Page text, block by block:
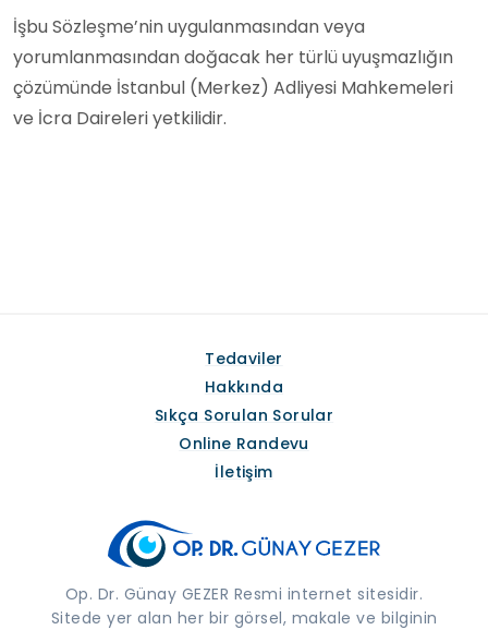
İşbu Sözleşme’nin uygulanmasından veya
yorumlanmasından doğacak her türlü uyuşmazlığın
çözümünde İstanbul (Merkez) Adliyesi Mahkemeleri
ve İcra Daireleri yetkilidir.
Tedaviler
Hakkında
Sıkça Sorulan Sorular
Online Randevu
İletişim
Op. Dr. Günay GEZER Resmi internet sitesidir.
Sitede yer alan her bir görsel, makale ve bilginin